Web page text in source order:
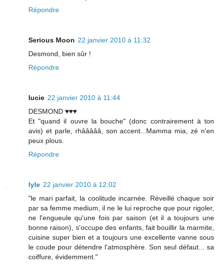
Répondre
Serious Moon 22 janvier 2010 à 11:32
Desmond, bien sûr !
Répondre
lucie 22 janvier 2010 à 11:44
DESMOND ♥♥♥
Et "quand il ouvre la bouche" (donc contrairement à ton
avis) et parle, rhâââââ, son accent...Mamma mia, zé n'en
peux plous.
Répondre
lyle 22 janvier 2010 à 12:02
"le mari parfait, la coolitude incarnée. Réveillé chaque soir
par sa femme medium, il ne le lui reproche que pour rigoler,
ne l'engueule qu'une fois par saison (et il a toujours une
bonne raison), s'occupe des enfants, fait bouillir la marmite,
cuisine super bien et a toujours une excellente vanne sous
le coude pour détendre l'atmosphère. Son seul défaut... sa
coiffure, évidemment."